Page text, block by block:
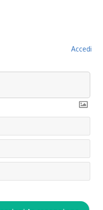
Accedi